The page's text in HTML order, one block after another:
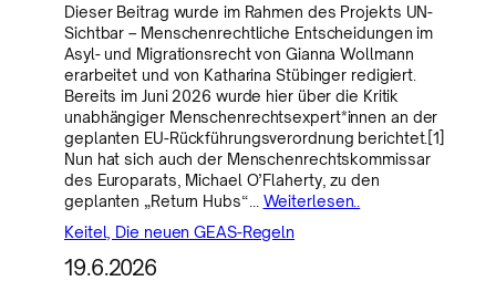
Dieser Beitrag wurde im Rahmen des Projekts UN-
Sichtbar – Menschenrechtliche Entscheidungen im
Asyl- und Migrationsrecht von Gianna Wollmann
erarbeitet und von Katharina Stübinger redigiert.
Bereits im Juni 2026 wurde hier über die Kritik
unabhängiger Menschenrechtsexpert*innen an der
geplanten EU-Rückführungsverordnung berichtet.[1]
Nun hat sich auch der Menschenrechtskommissar
des Europarats, Michael O’Flaherty, zu den
geplanten „Return Hubs“… Weiterlesen..
Keitel, Die neuen GEAS-Regeln
19.6.2026